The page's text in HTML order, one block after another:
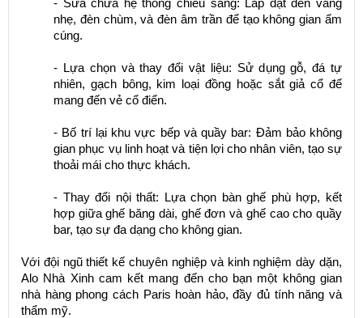
nhẹ, đèn chùm, và đèn âm trần để tạo không gian ấm
cúng.
- Lựa chọn và thay đổi vật liệu: Sử dụng gỗ, đá tự
nhiên, gạch bông, kim loại đồng hoặc sắt giả cổ để
mang đến vẻ cổ điển.
- Bố trí lại khu vực bếp và quầy bar: Đảm bảo không
gian phục vụ linh hoạt và tiện lợi cho nhân viên, tạo sự
thoải mái cho thực khách.
- Thay đổi nội thất: Lựa chọn bàn ghế phù hợp, kết
hợp giữa ghế băng dài, ghế đơn và ghế cao cho quầy
bar, tạo sự đa dạng cho không gian.
Với đội ngũ thiết kế chuyên nghiệp và kinh nghiệm dày dặn,
Alo Nhà Xinh cam kết mang đến cho bạn một không gian
nhà hàng phong cách Paris hoàn hảo, đầy đủ tính năng và
thẩm mỹ.